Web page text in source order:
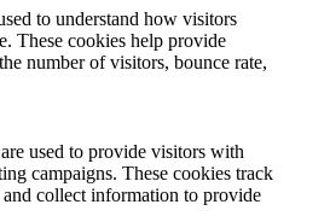
to understand how visitors
These cookies help provide
number of visitors, bounce rate,
used to provide visitors with
campaigns. These cookies track
and collect information to provide